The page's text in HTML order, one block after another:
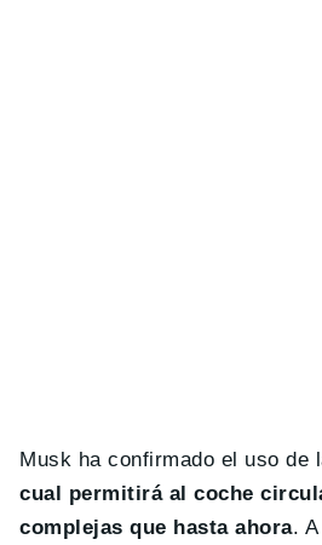
Musk ha confirmado el uso de
cual permitirá al coche
complejas que hasta ahora.